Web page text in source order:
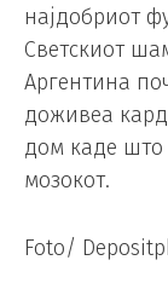
најдобриот
Светскиот
Аргентина
доживеа
дом каде што
мозокот.
Foto/